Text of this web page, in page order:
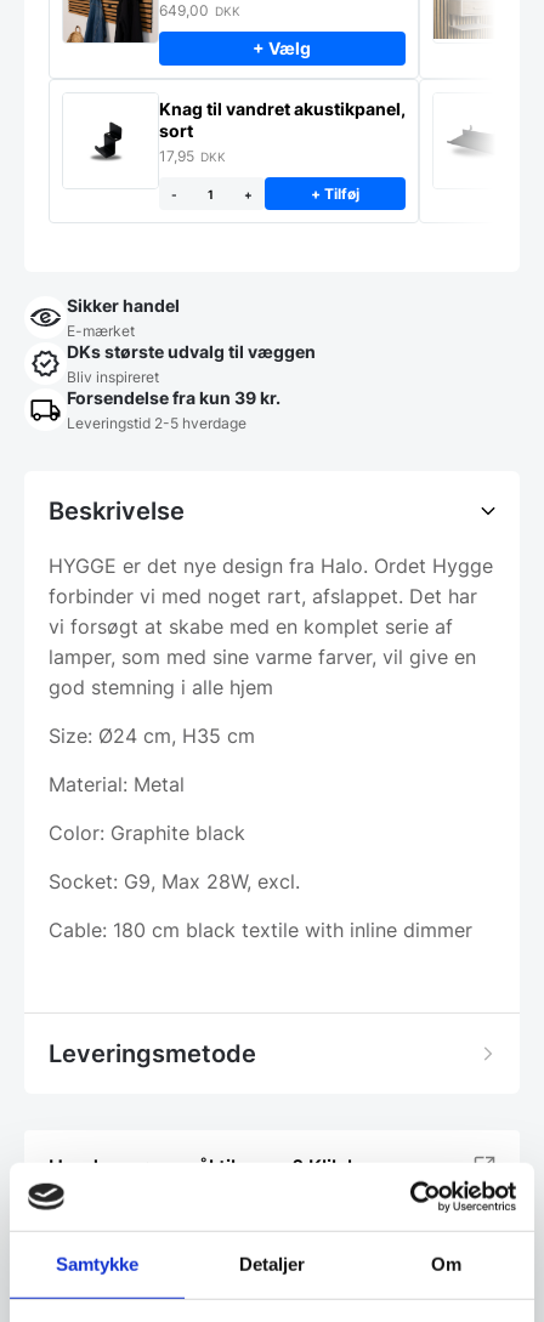
Samtykke Detaljer Om
649,00 DKK
+ Vælg
Knag til vandret akustikpanel,
sort
17,95 DKK
- + + Tilføj
Sikker handel
E-mærket
DKs største udvalg til væggen
Bliv inspireret
Forsendelse fra kun 39 kr.
Leveringstid 2-5 hverdage
Beskrivelse
HYGGE er det nye design fra Halo. Ordet Hygge
forbinder vi med noget rart, afslappet. Det har
vi forsøgt at skabe med en komplet serie af
lamper, som med sine varme farver, vil give en
god stemning i alle hjem
Size: Ø24 cm, H35 cm
Material: Metal
Color: Graphite black
Socket: G9, Max 28W, excl.
Cable: 180 cm black textile with inline dimmer
Leveringsmetode
Har du spørgsmål til varen? Klik her
Vi prismatcher - Klik her